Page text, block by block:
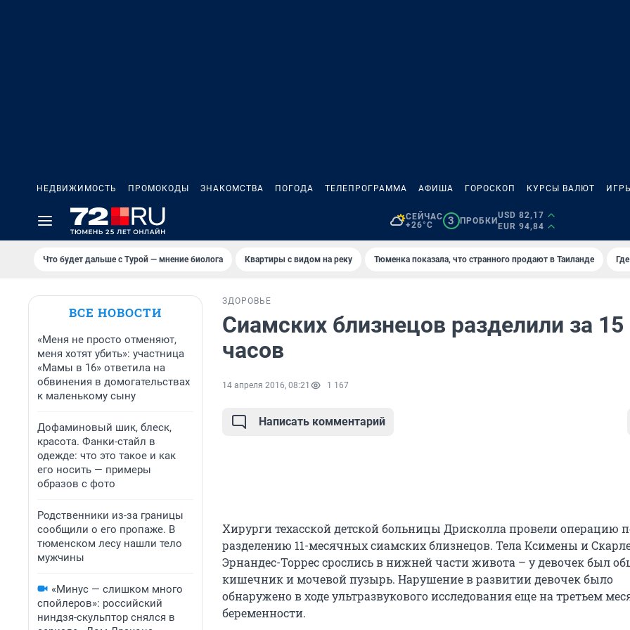
НЕДВИЖИМОСТЬ ПРОМОКОДЫ ЗНАКОМСТВА ПОГОДА ТЕЛЕПРОГРАММА АФИША ГОРОСКОП КУРСЫ ВАЛЮТ ИГРЫ
СЕЙЧАС
+26°C
3 ПРОБКИ
USD 82,17
EUR 94,84
Что будет дальше с Турой — мнение биолога Квартиры с видом на реку Тюменка показала, что странного продают в Таиланде
ВСЕ НОВОСТИ
«Меня не просто отменяют,
меня хотят убить»: участница
«Мамы в 16» ответила на
обвинения в домогательствах
к маленькому сыну
Дофаминовый шик, блеск,
красота. Фанки-стайл в
одежде: что это такое и как
его носить — примеры
образов с фото
Родственники из-за границы
сообщили о его пропаже. В
тюменском лесу нашли тело
мужчины
«Минус — слишком много
спойлеров»: российский
ниндзя-скульптор снялся в
ЗДОРОВЬЕ
Сиамских близнецов разделили за 15
часов
14 апреля 2016, 08:21 1 167
Написать комментарий
Хирурги техасской детской больницы Дрисколла провели операцию
разделению 11-месячных сиамских близнецов. Тела Ксимены и
Эрнандес-Торрес срослись в нижней части живота – у девочек был
кишечник и мочевой пузырь. Нарушение в развитии девочек было
обнаружено в ходе ультразвукового исследования еще на третьем
беременности.